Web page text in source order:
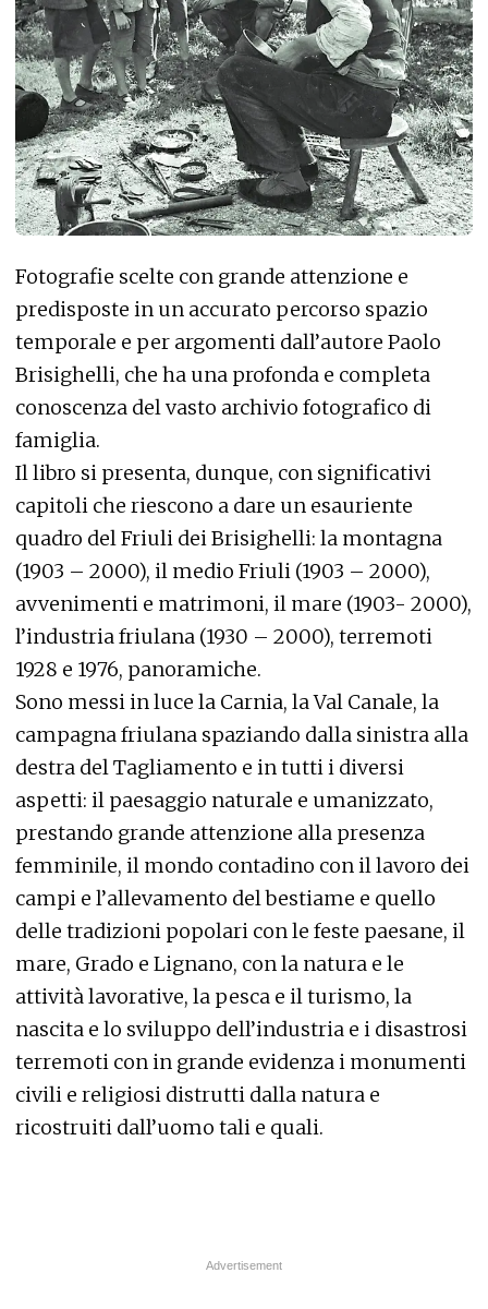
Fotografie scelte con grande attenzione e
predisposte in un accurato percorso spazio
temporale e per argomenti dall’autore Paolo
Brisighelli, che ha una profonda e completa
conoscenza del vasto archivio fotografico di
famiglia.
Il libro si presenta, dunque, con significativi
capitoli che riescono a dare un esauriente
quadro del Friuli dei Brisighelli: la montagna
(1903 – 2000), il medio Friuli (1903 – 2000),
avvenimenti e matrimoni, il mare (1903- 2000),
l’industria friulana (1930 – 2000), terremoti
1928 e 1976, panoramiche.
Sono messi in luce la Carnia, la Val Canale, la
campagna friulana spaziando dalla sinistra alla
destra del Tagliamento e in tutti i diversi
aspetti: il paesaggio naturale e umanizzato,
prestando grande attenzione alla presenza
femminile, il mondo contadino con il lavoro dei
campi e l’allevamento del bestiame e quello
delle tradizioni popolari con le feste paesane, il
mare, Grado e Lignano, con la natura e le
attività lavorative, la pesca e il turismo, la
nascita e lo sviluppo dell’industria e i disastrosi
terremoti con in grande evidenza i monumenti
civili e religiosi distrutti dalla natura e
ricostruiti dall’uomo tali e quali.